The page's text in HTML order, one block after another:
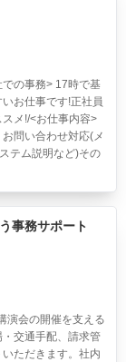
の事務> 17時で基
お仕事です!正社員
メ!/<お仕事内容>
問い合わせ対応(メ
テム説明など)その
事務サポート
演会の開催を支える
交通手配、請求管
ただきます。社内